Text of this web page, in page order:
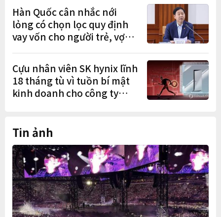
Hàn Quốc cân nhắc nới
lỏng có chọn lọc quy định
vay vốn cho người trẻ, vợ
Cựu nhân viên SK hynix lĩnh
18 tháng tù vì tuồn bí mật
kinh doanh cho công ty
Tin ảnh